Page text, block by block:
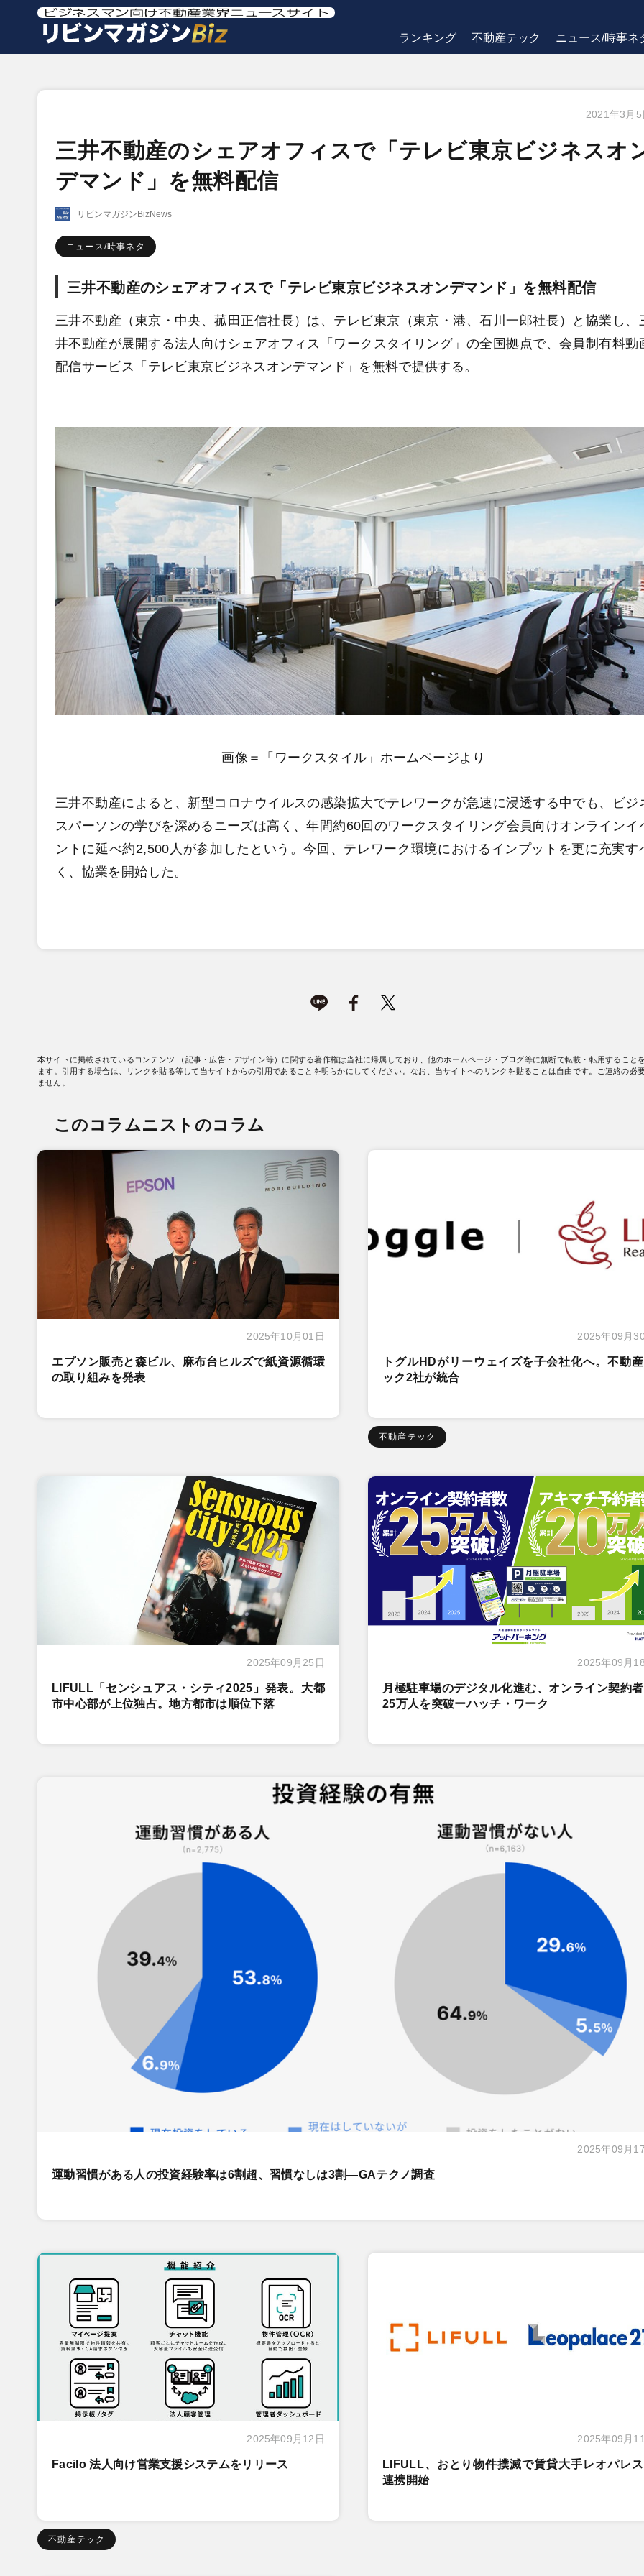
ランキング 不動産テック ニュース/時事ネ
2021年3月5
三井不動産のシェアオフィスで「テレビ東京ビジネスオ
デマンド」を無料配信
リビンマガジンBizNews
ニュース/時事ネタ
三井不動産のシェアオフィスで「テレビ東京ビジネスオンデマンド」を無料配信
三井不動産（東京・中央、菰田正信社長）は、テレビ東京（東京・港、石川一郎社長）と協業し、
井不動産が展開する法人向けシェアオフィス「ワークスタイリング」の全国拠点で、会員制有料動
配信サービス「テレビ東京ビジネスオンデマンド」を無料で提供する。
画像＝「ワークスタイル」ホームページより
三井不動産によると、新型コロナウイルスの感染拡大でテレワークが急速に浸透する中でも、ビジ
スパーソンの学びを深めるニーズは高く、年間約60回のワークスタイリング会員向けオンラインイ
ントに延べ約2,500人が参加したという。今回、テレワーク環境におけるインプットを更に充実す
く、協業を開始した。
本サイトに掲載されているコンテンツ （記事・広告・デザイン等）に関する著作権は当社に帰属しており、他のホームページ・ブログ等に無断で転載・転用すること
ます。引用する場合は、リンクを貼る等して当サイトからの引用であることを明らかにしてください。なお、当サイトへのリンクを貼ることは自由です。ご連絡の必
ません。
このコラムニストのコラム
2025年10月01日
エプソン販売と森ビル、麻布台ヒルズで紙資源循環
の取り組みを発表
2025年09月
トグルHDがリーウェイズを子会社化へ。不動
ック2社が統合
不動産テック
2025年09月25日
LIFULL「センシュアス・シティ2025」発表。大都
市中心部が上位独占。地方都市は順位下落
2025年09月
月極駐車場のデジタル化進む、オンライン契約
25万人を突破ーハッチ・ワーク
2025年09月
運動習慣がある人の投資経験率は6割超、習慣なしは3割―GAテクノ調査
2025年09月12日
Facilo 法人向け営業支援システムをリリース
不動産テック
2025年09月
LIFULL、おとり物件撲滅で賃貸大手レオパレ
連携開始